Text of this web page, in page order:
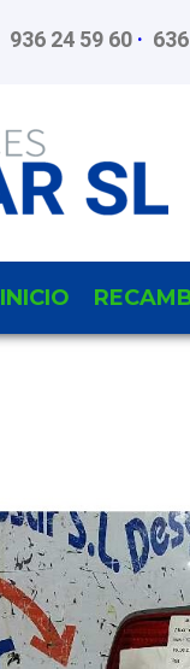
936 24 59 60 ·
INICIO